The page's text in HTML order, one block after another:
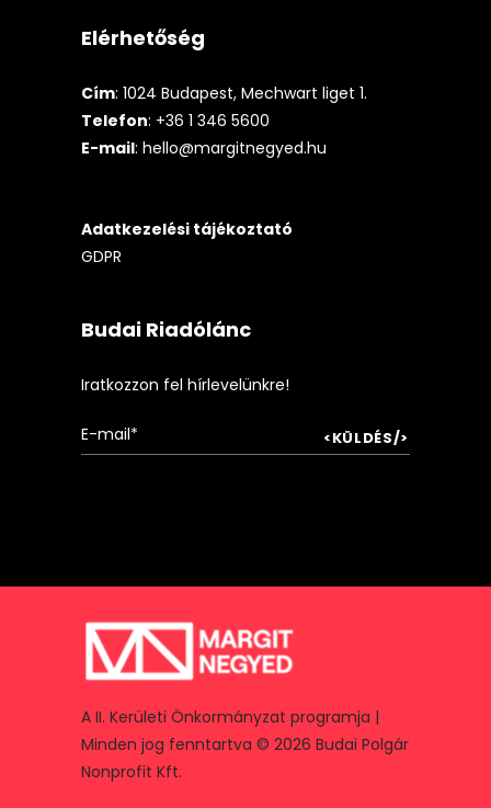
Elérhetőség
Cím: 1024 Budapest, Mechwart liget 1.
Telefon: +36 1 346 5600
E-mail: hello@margitnegyed.hu
Adatkezelési tájékoztató
GDPR
Budai Riadólánc
Iratkozzon fel hírlevelünkre!
A II. Kerületi Önkormányzat programja |
Minden jog fenntartva © 2026 Budai Polgár
Nonprofit Kft.